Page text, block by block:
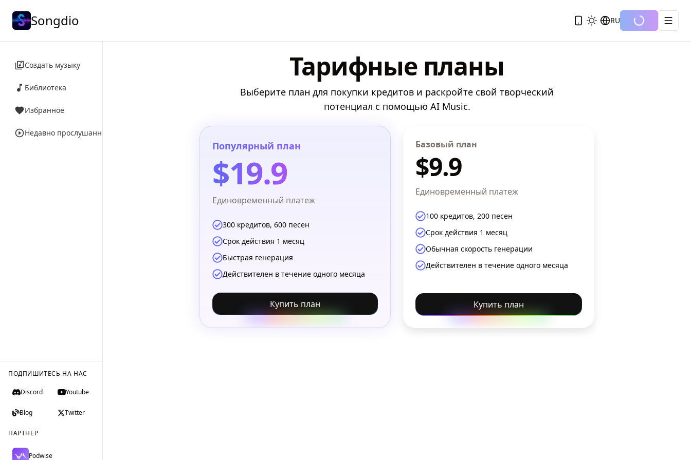
Songdio RU
Создать музыку
Библиотека
Избранное
Недавно прослушанные
ПОДПИШИТЕСЬ НА НАС
Discord Youtube
Blog Twitter
ПАРТНЕР
Podwise
Тарифные планы
Выберите план для покупки кредитов и раскройте свой творческий
потенциал с помощью AI Music.
Популярный план
$19.9
Единовременный платеж
300 кредитов, 600 песен
Срок действия 1 месяц
Быстрая генерация
Действителен в течение одного месяца
Купить план
Базовый план
$9.9
Единовременный платеж
100 кредитов, 200 песен
Срок действия 1 месяц
Обычная скорость генерации
Действителен в течение одного месяца
Купить план